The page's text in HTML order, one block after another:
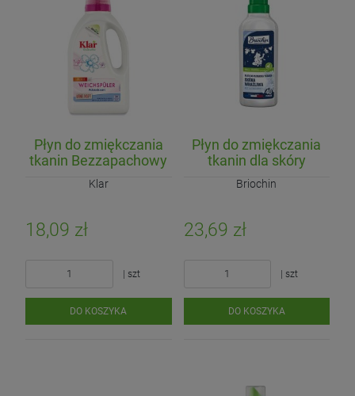
Płyn do zmiękczania
tkanin Bezzapachowy
ECO 750ml (30 prań)
Klar
18,09 zł
| szt
DO KOSZYKA
Płyn do zmiękczania
tkanin dla skóry
wrażliwej 750ml (40
prań)
Briochin
23,69 zł
| szt
DO KOSZYKA